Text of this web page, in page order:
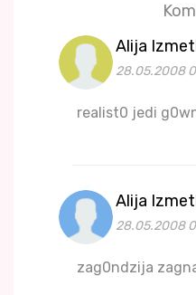
Alija
28.05.2008
realist0 jedi
Alija
28.05.2008
zag0ndzija